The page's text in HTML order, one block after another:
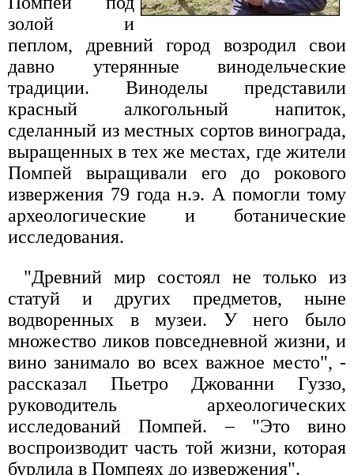
золой и
пеплом, древний город возродил свои
давно утерянные винодельческие
традиции. Виноделы представили
красный алкогольный напиток,
сделанный из местных сортов винограда,
выращенных в тех же местах, где жители
Помпей выращивали его до рокового
извержения 79 года н.э. А помогли тому
археологические и ботанические
исследования.
"Древний мир состоял не только из
статуй и других предметов, ныне
водворенных в музеи. У него было
множество ликов повседневной жизни, и
вино занимало во всех важное место", -
рассказал Пьетро Джованни Гуззо,
руководитель археологических
исследований Помпей. – "Это вино
воспроизводит часть той жизни, которая
бурлила в Помпеях до извержения".